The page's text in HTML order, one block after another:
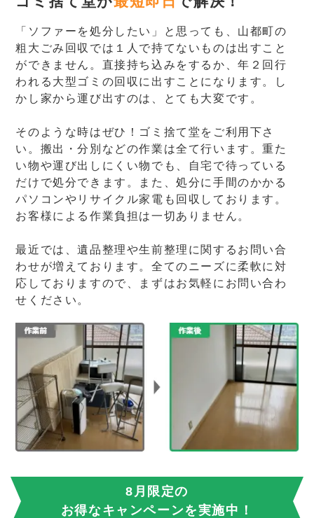
「ソファーを処分したい」と思っても、山都町の
粗大ごみ回収では１人で持てないものは出すこと
ができません。直接持ち込みをするか、年２回行
われる大型ゴミの回収に出すことになります。し
かし家から運び出すのは、とても大変です。
そのような時はぜひ！ゴミ捨て堂をご利用下さ
い。搬出・分別などの作業は全て行います。重た
い物や運び出しにくい物でも、自宅で待っている
だけで処分できます。また、処分に手間のかかる
パソコンやリサイクル家電も回収しております。
お客様による作業負担は一切ありません。
最近では、遺品整理や生前整理に関するお問い合
わせが増えております。全てのニーズに柔軟に対
応しておりますので、まずはお気軽にお問い合わ
せください。
8月限定の
お得なキャンペーンを実施中！